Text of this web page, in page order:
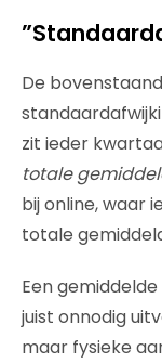
De
zit ieder
totale
bij online, waar
totale
Een
juist onnodig
maar fysieke